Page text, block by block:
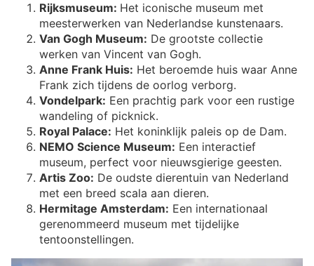
Rijksmuseum: Het iconische museum met
meesterwerken van Nederlandse kunstenaars.
Van Gogh Museum: De grootste collectie
werken van Vincent van Gogh.
Anne Frank Huis: Het beroemde huis waar Anne
Frank zich tijdens de oorlog verborg.
Vondelpark: Een prachtig park voor een rustige
wandeling of picknick.
Royal Palace: Het koninklijk paleis op de Dam.
NEMO Science Museum: Een interactief
museum, perfect voor nieuwsgierige geesten.
Artis Zoo: De oudste dierentuin van Nederland
met een breed scala aan dieren.
Hermitage Amsterdam: Een internationaal
gerenommeerd museum met tijdelijke
tentoonstellingen.